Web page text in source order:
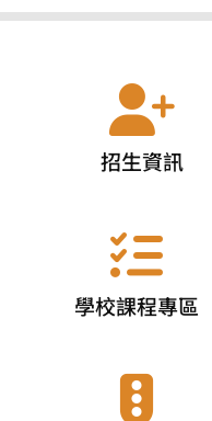
招生資訊
學校課程專區